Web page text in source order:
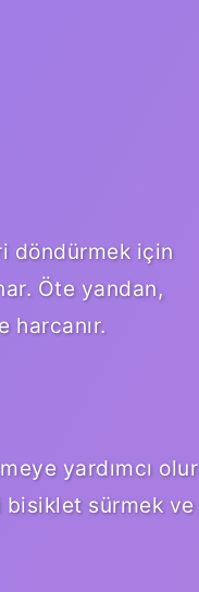
döndürmek için
Öte yandan,
harcanır.
yardımcı olur
bisiklet sürmek ve